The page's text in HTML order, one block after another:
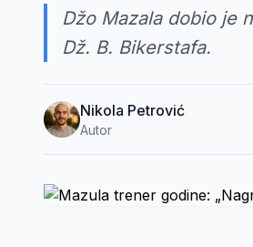
Džo Mazala dobio je
Dž. B. Bikerstafa.
Nikola Petrović
Autor